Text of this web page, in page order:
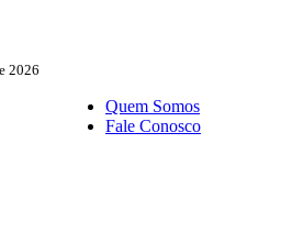
2026
Quem Somos
Fale Conosco